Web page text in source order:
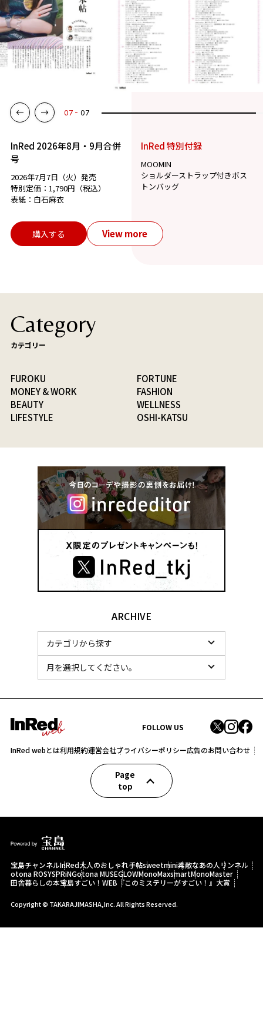
07 07
InRed 2026年8月・9月合併
号
2026年7月7日（火）発売
特別定価：1,790円（税込）
表紙：白石麻衣
InRed 特別付録
MOOMIN
ショルダーストラップ付きボス
トンバッグ
購入する View more
Category
カテゴリー
FUROKU
FORTUNE
MONEY & WORK
FASHION
BEAUTY
WELLNESS
LIFESTYLE
OSHI-KATSU
ARCHIVE
FOLLOW US
InRed webとは利用規約運営会社プライバシーポリシー広告のお問い合わせ
Page
top
宝島チャンネルInRed大人のおしゃれ手帖sweetmini素敵なあの人 リンネル
otona ROSYSPRiNGotona MUSEGLOWMonoMaxsmartMonoMaster
田舎暮らしの本宝島すごい！WEB 『このミステリーがすごい！』大賞
Copyright © TAKARAJIMASHA,Inc. All Rights Reserved.